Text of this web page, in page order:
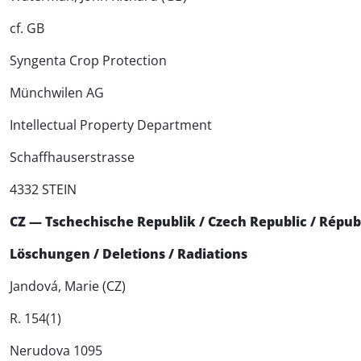
cf. GB
Syngenta Crop Protection
Münchwilen AG
Intellectual Property Department
Schaffhauserstrasse
4332 STEIN
CZ — Tschechische Republik / Czech Republic /
Löschungen / Deletions / Radiations
Jandová, Marie (CZ)
R. 154(1)
Nerudova 1095